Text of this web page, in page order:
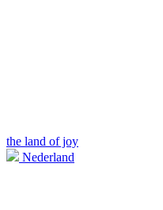
the land of joy
Nederland